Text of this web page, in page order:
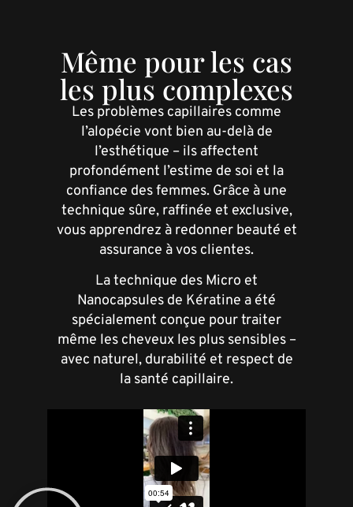
Même pour les cas
les plus complexes
Les problèmes capillaires comme
l’alopécie vont bien au-delà de
l’esthétique – ils affectent
profondément l’estime de soi et la
confiance des femmes. Grâce à une
technique sûre, raffinée et exclusive,
vous apprendrez à redonner beauté et
assurance à vos clientes.
La technique des Micro et
Nanocapsules de Kératine a été
spécialement conçue pour traiter
même les cheveux les plus sensibles –
avec naturel, durabilité et respect de
la santé capillaire.